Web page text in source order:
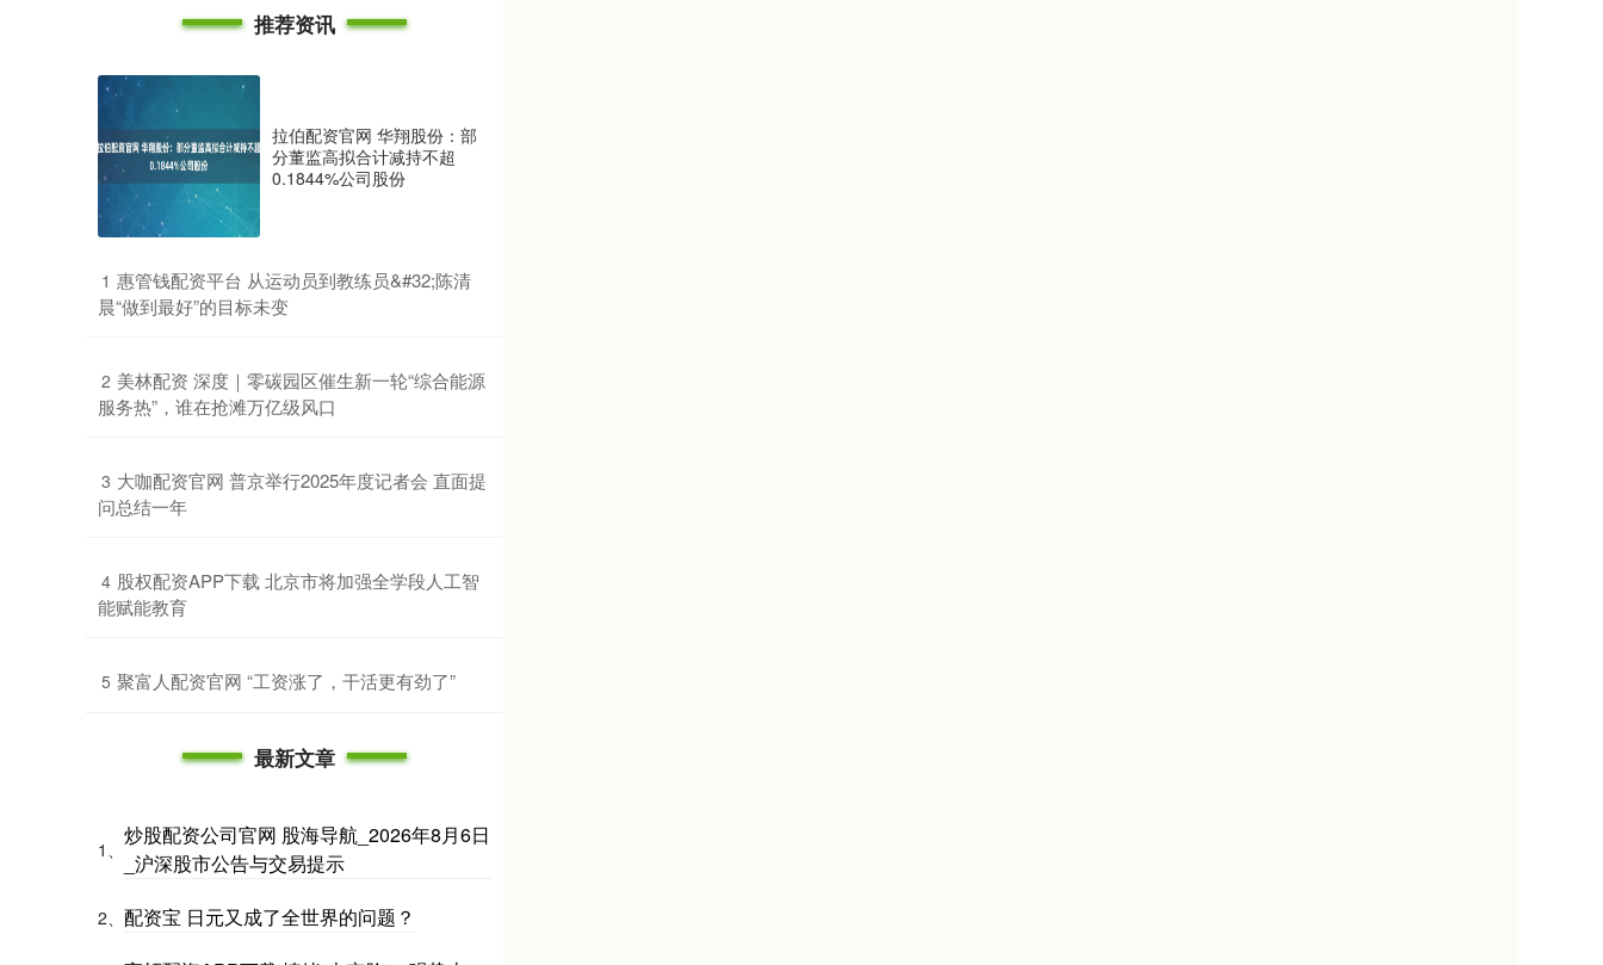
推荐资讯
拉伯配资官网 华翔股份：部
分董监高拟合计减持不超
0.1844%公司股份
1 ​惠管钱配资平台 从运动员到教练员&#32;陈清
晨“做到最好”的目标未变
2 ​美林配资 深度｜零碳园区催生新一轮“综合能源
服务热”，谁在抢滩万亿级风口
3 ​大咖配资官网 普京举行2025年度记者会 直面提
问总结一年
4 ​股权配资APP下载 北京市将加强全学段人工智
能赋能教育
5 ​聚富人配资官网 “工资涨了，干活更有劲了”
最新文章
1、
炒股配资公司官网 股海导航_2026年8月6日
_沪深股市公告与交易提示
2、 配资宝 日元又成了全世界的问题？